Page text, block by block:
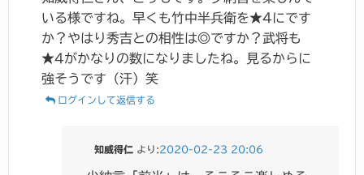
いる様ですね。早くも竹中半兵衛を★4にです
か？やはり秀吉との相性は◎ですか？武将も
★4がかなりの数になりましたね。見るからに
強そうです（汗）笑
ログインして返信する
知威得仁 より:2020-02-23 20:06